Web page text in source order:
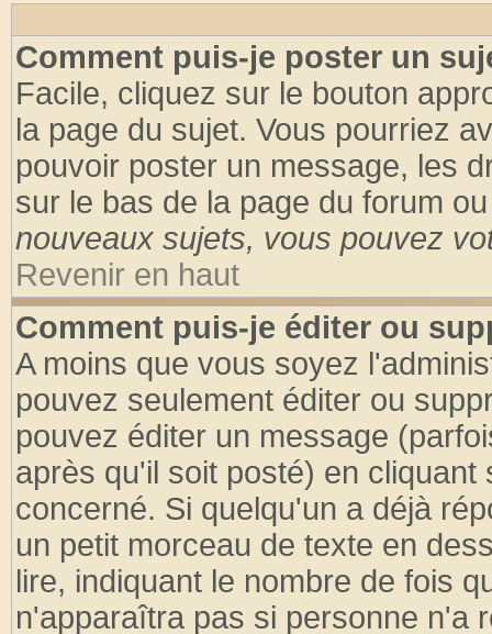
Comment puis-je poster un
Facile, cliquez sur le bouton
la page du sujet. Vous pourriez
pouvoir poster un message, les
sur le bas de la page du forum
nouveaux sujets, vous pouvez
Revenir en haut
Comment puis-je éditer ou
A moins que vous soyez
pouvez seulement éditer ou
pouvez éditer un message
après qu'il soit posté) en
concerné. Si quelqu'un a déjà
un petit morceau de texte en
lire, indiquant le nombre de fois
n'apparaîtra pas si personne n'a